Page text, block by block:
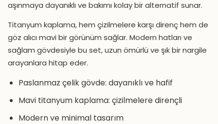
aşınmaya dayanıklı ve bakımı kolay bir alternatif sunar.
Titanyum kaplama, hem çizilmelere karşı direnç hem de
göz alıcı mavi bir görünüm sağlar. Modern hatları ve
sağlam gövdesiyle bu set, uzun ömürlü ve şık bir nargile
arayanlara hitap eder.
Paslanmaz çelik gövde: dayanıklı ve hafif
Mavi titanyum kaplama: çizilmelere dirençli
Modern ve minimal tasarım